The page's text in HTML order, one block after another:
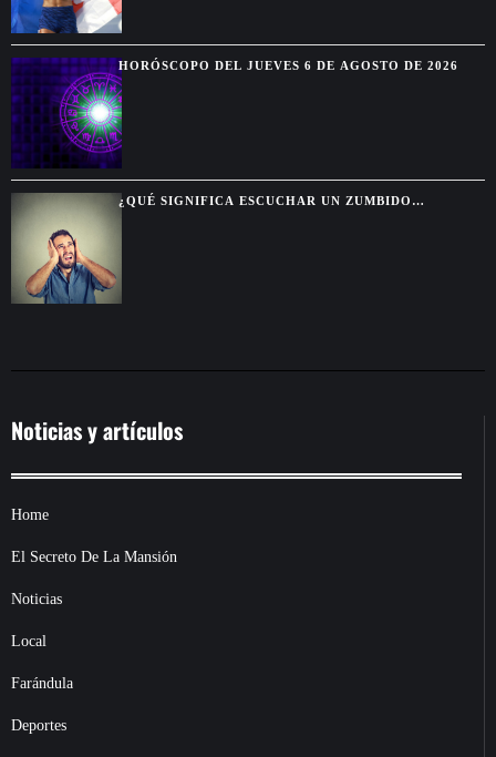
HORÓSCOPO DEL JUEVES 6 DE AGOSTO DE 2026
¿QUÉ SIGNIFICA ESCUCHAR UN ZUMBIDO
Noticias y artículos
Home
El Secreto De La Mansión
Noticias
Local
Farándula
Deportes